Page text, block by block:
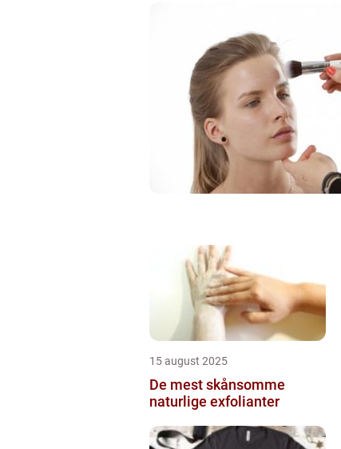
15 august 2025
De mest skånsomme
naturlige exfolianter